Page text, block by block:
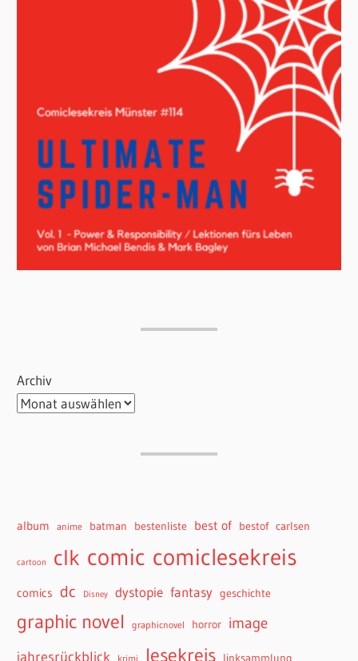
Archiv
album anime batman bestenliste best of bestof carlsen
cartoon clk comic comiclesekreis
comics dc Disney dystopie fantasy geschichte
graphic novel graphicnovel horror image
jahresrückblick krimi lesekreis linksammlung